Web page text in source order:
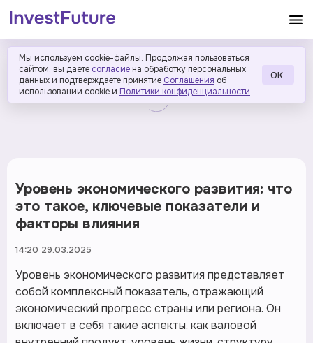
Мы используем cookie-файлы. Продолжая пользоваться
сайтом, вы даёте согласие на обработку персональных
данных и подтверждаете принятие Соглашения об
использовании cookie и Политики конфиденциальности.
ОК
Уровень экономического развития: что
это такое, ключевые показатели и
факторы влияния
14:20 29.03.2025
Уровень экономического развития представляет
собой комплексный показатель, отражающий
экономический прогресс страны или региона. Он
включает в себя такие аспекты, как валовой